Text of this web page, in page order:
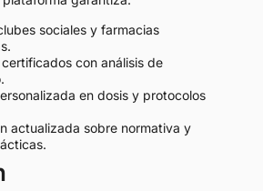
sociales y farmacias
con análisis de
en dosis y protocolos
actualizada sobre normativa y